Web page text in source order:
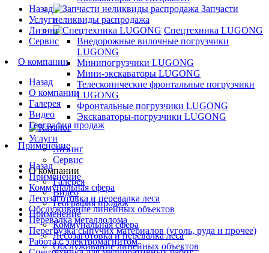
Запчасти
неликвиды распродажа
Спецтехника LUGONG
Внедорожные вилочные погрузчики
LUGONG
Минипогрузчики LUGONG
Мини-экскаваторы LUGONG
Телескопические фронтальные погрузчики
LUGONG
Фронтальные погрузчики LUGONG
Экскаваторы-погрузчики LUGONG
Услуги
Лизинг
Сервис
О компании
Галерея
Видео
География продаж
Применение
Коммунальная сфера
Лесозаготовка и перевалка леса
Обслуживание линейных объектов
Назад
Услуги
Лизинг
Сервис
О компании
Назад
О компании
Галерея
Видео
География продаж
Применение
Назад
Применение
Коммунальная сфера
Лесозаготовка и перевалка леса
Обслуживание линейных объектов
Перевалка металлолома
Перегрузка сыпучих материалов (уголь, руда и прочее)
Работа с электромагнитом